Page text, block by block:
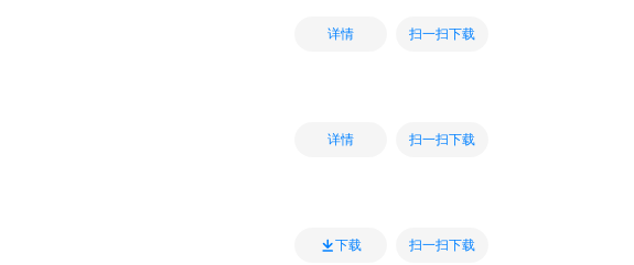
详情 扫一扫下载
详情 扫一扫下载
下载 扫一扫下载